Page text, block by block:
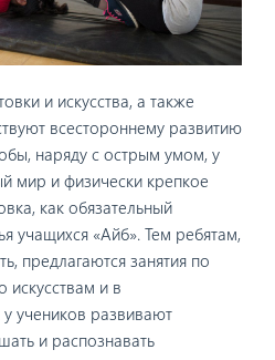
и искусства, а также
всестороннему развитию
наряду с острым умом, у
мир и физически крепкое
как обязательный
учащихся «Айб». Тем ребятам,
предлагаются занятия по
искусствам и в
учеников развивают
и распознавать